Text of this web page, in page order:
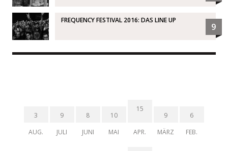
FREQUENCY FESTIVAL 2016: DAS LINE UP
9
3
AUG.
9
JULI
8
JUNI
10
MAI
15
APR.
9
MÄRZ
6
FEB.